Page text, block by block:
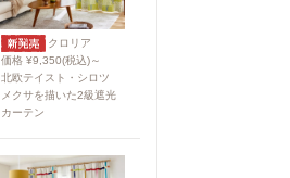
クロリア
価格 ¥9,350(税込)～
北欧テイスト・シロツ
メクサを描いた2級遮光
カーテン